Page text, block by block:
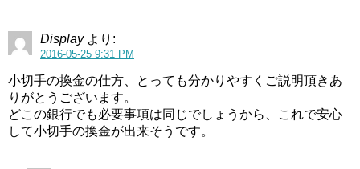
Display より:
2016-05-25 9:31 PM
小切手の換金の仕方、とっても分かりやすくご説明頂きあ
りがとうございます。
どこの銀行でも必要事項は同じでしょうから、これで安心
して小切手の換金が出来そうです。